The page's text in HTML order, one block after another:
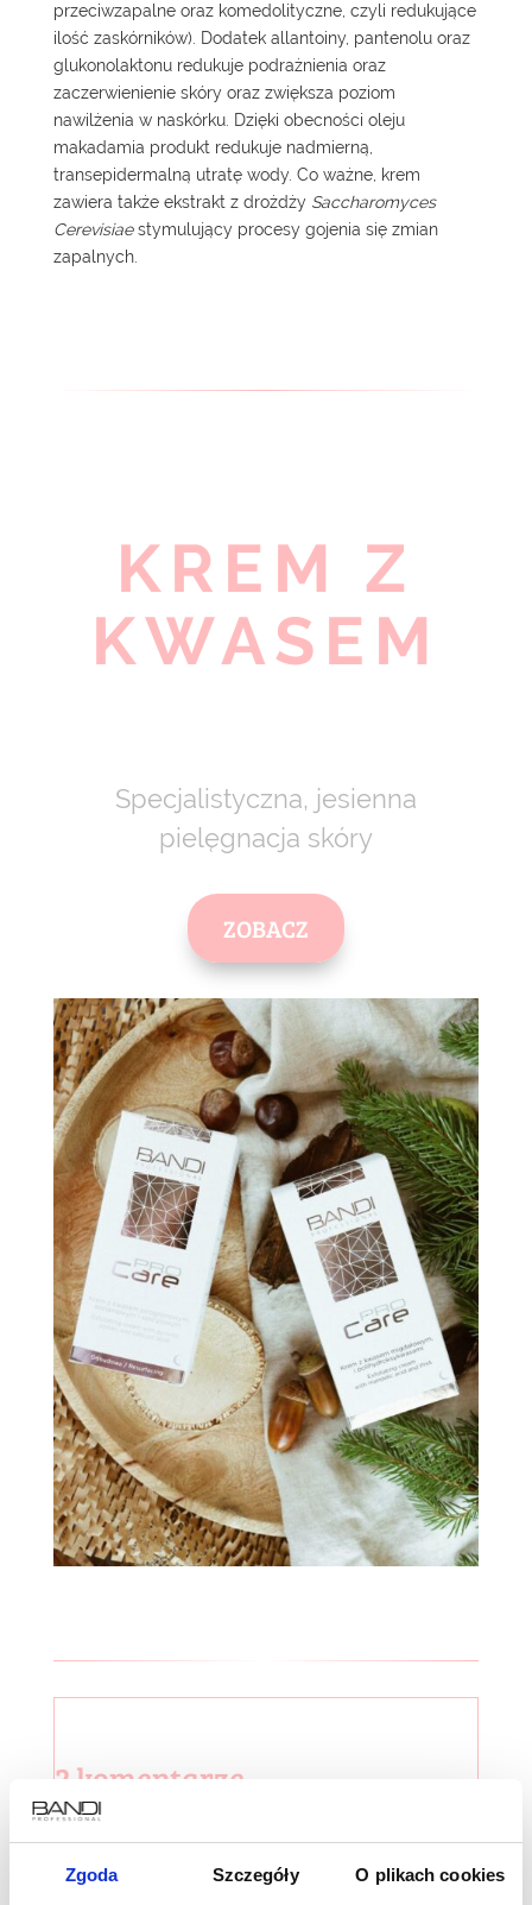
Zgoda Szczegóły O plikach cookies
przeciwzapalne oraz komedolityczne, czyli redukujące
ilość zaskórników). Dodatek allantoiny, pantenolu oraz
glukonolaktonu redukuje podrażnienia oraz
zaczerwienienie skóry oraz zwiększa poziom
nawilżenia w naskórku. Dzięki obecności oleju
makadamia produkt redukuje nadmierną,
transepidermalną utratę wody. Co ważne, krem
zawiera także ekstrakt z drożdży Saccharomyces
Cerevisiaestymulujący procesy gojenia się zmian
zapalnych.
KREM Z
KWASEM
Specjalistyczna, jesienna
pielęgnacja skóry
ZOBACZ
2 komentarze
radek dnia 02.12.2020 o godz. 15:49